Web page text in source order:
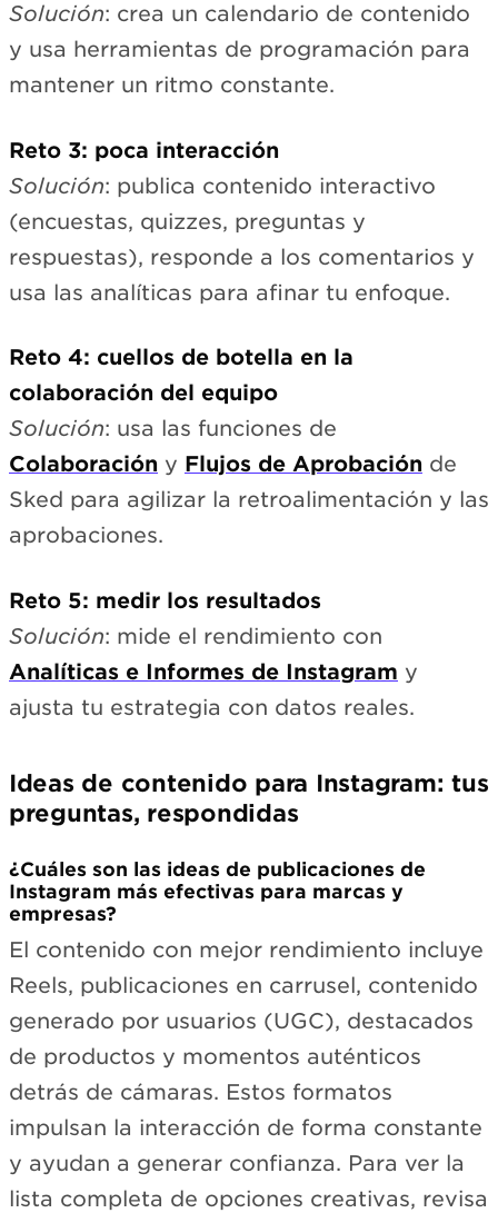
Solución: crea un calendario de contenido
y usa herramientas de programación para
mantener un ritmo constante.
Reto 3: poca interacción
Solución: publica contenido interactivo
(encuestas, quizzes, preguntas y
respuestas), responde a los comentarios y
usa las analíticas para afinar tu enfoque.
Reto 4: cuellos de botella en la
colaboración del equipo
Solución: usa las funciones de
Colaboración y Flujos de Aprobación de
Sked para agilizar la retroalimentación y las
aprobaciones.
Reto 5: medir los resultados
Solución: mide el rendimiento con
Analíticas e Informes de Instagram y
ajusta tu estrategia con datos reales.
Ideas de contenido para Instagram: tus
preguntas, respondidas
¿Cuáles son las ideas de publicaciones de
Instagram más efectivas para marcas y
empresas?
El contenido con mejor rendimiento incluye
Reels, publicaciones en carrusel, contenido
generado por usuarios (UGC), destacados
de productos y momentos auténticos
detrás de cámaras. Estos formatos
impulsan la interacción de forma constante
y ayudan a generar confianza. Para ver la
lista completa de opciones creativas, revisa